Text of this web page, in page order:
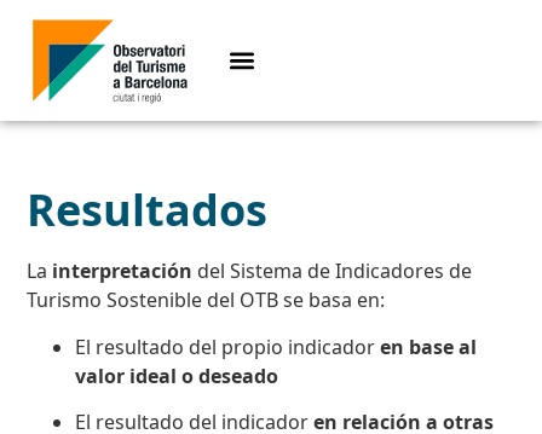
Resultados
La interpretación del Sistema de Indicadores de
Turismo Sostenible del OTB se basa en:
El resultado del propio indicadoren base al
valor ideal o deseado
El resultado del indicadoren relación a otras